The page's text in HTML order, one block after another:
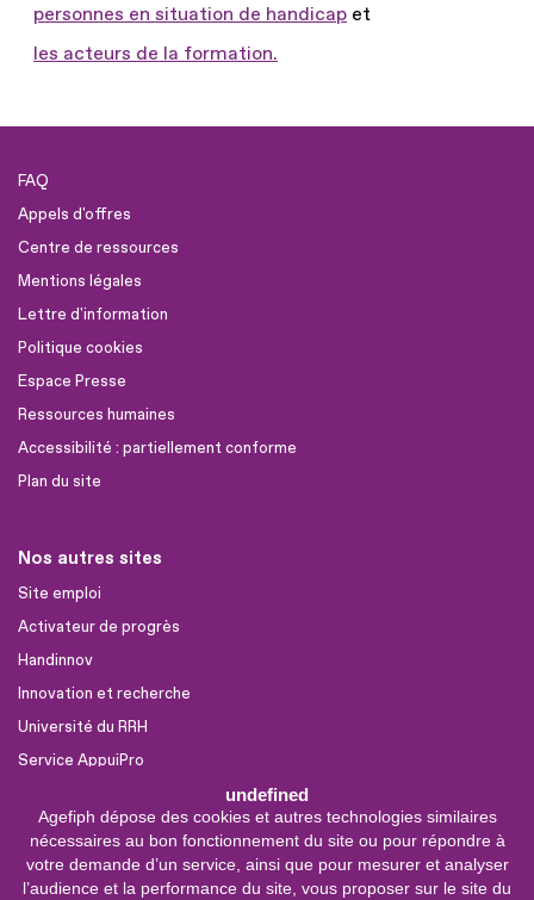
undefined
Agefiph dépose des cookies et autres technologies similaires
nécessaires au bon fonctionnement du site ou pour répondre à
votre demande d’un service, ainsi que pour mesurer et analyser
l’audience et la performance du site, vous proposer sur le site du
personnes en situation de handicap et
les acteurs de la formation.
FAQ
Appels d'offres
Centre de ressources
Mentions légales
Lettre d'information
Politique cookies
Espace Presse
Ressources humaines
Accessibilité : partiellement conforme
Plan du site
Nos autres sites
Site emploi
Activateur de progrès
Handinnov
Innovation et recherche
Université du RRH
Service AppuiPro
Nous suivre
Youtube